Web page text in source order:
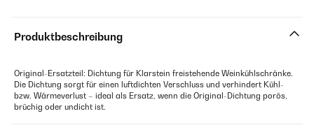
Produktbeschreibung
Original-Ersatzteil: Dichtung für Klarstein freistehende Weinkühlschränke.
Die Dichtung sorgt für einen luftdichten Verschluss und verhindert Kühl-
bzw. Wärmeverlust – ideal als Ersatz, wenn die Original-Dichtung porös,
brüchig oder undicht ist.